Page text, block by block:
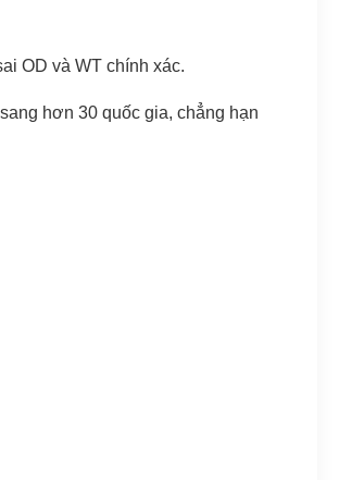
OD và WT chính xác.
hơn 30 quốc gia, chẳng hạn